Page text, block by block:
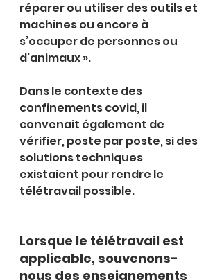
réparer ou utiliser des outils et
machines ou encore à
s’occuper de personnes ou
d’animaux ».
Dans le contexte des
confinements covid, il
convenait également de
vérifier, poste par poste, si des
solutions techniques
existaient pour rendre le
télétravail possible.
Lorsque le télétravail est
applicable, souvenons-
nous des enseignements